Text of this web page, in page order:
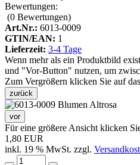
Bewertungen:
(0 Bewertungen)
Art.Nr.: 6013-0009
GTIN/EAN: 1
Lieferzeit: 3-4 Tage
Wenn mehr als ein Produktbild
und "Vor-Button" nutzen, um
Zum Vergrößern klicken Sie auf
zurück
vor
Für eine größere Ansicht klicken
1,80 EUR
inkl. 19 % MwSt. zzgl.